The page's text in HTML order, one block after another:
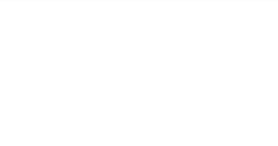
toute sécurité.
en avez besoin.